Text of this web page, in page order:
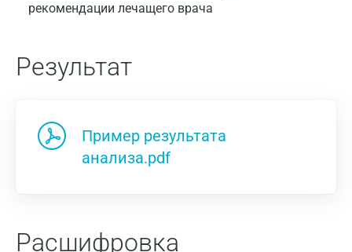
рекомендации лечащего врача
Результат
Пример результата
анализа.pdf
Расшифровка